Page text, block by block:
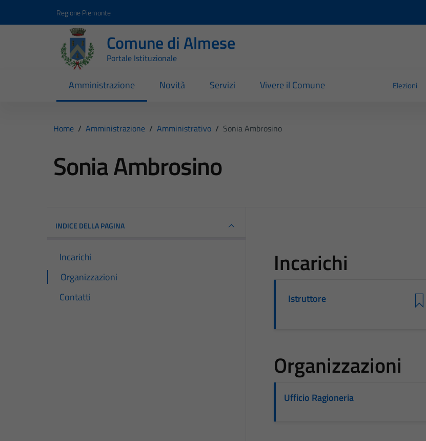
Regione Piemonte
Comune di Almese
Portale Istituzionale
Amministrazione Novità Servizi Vivere il Comune Elezioni
Home / Amministrazione / Amministrativo / Sonia Ambrosino
Sonia Ambrosino
INDICE DELLA PAGINA
Incarichi
Organizzazioni
Contatti
Incarichi
Istruttore
Organizzazioni
Ufficio Ragioneria